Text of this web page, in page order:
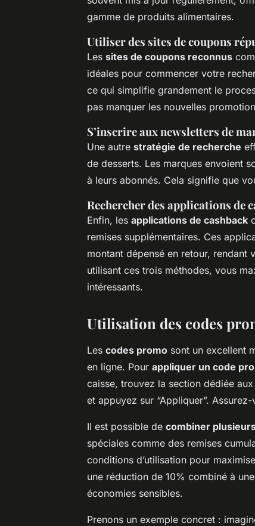
gamme de produits alimentaires.
Utiliser des sites de coupons
Les sites de coupons reconnus
idéales pour commencer votre
ce qui simplifie grandement le
pas manquer les nouvelles
S’inscrire aux newsletters de
Une autre stratégie de recherche
de desserts. Les marques envoient
à leurs abonnés. Cela signifie que
Rechercher des applications de
Enfin, les applications de cashback
remises supplémentaires. Ces
montant dépensé en retour, rendant
utilisant ces trois méthodes, vous
intéressants.
Utilisation des codes
Les codes promo sont un excellent
en ligne. Pour appliquer un code
caisse, trouvez la section dédiée
et appuyez sur “Appliquer”.
Il est possible de combiner
spéciales comme des remises
conditions d’utilisation pour
une réduction de 10% combiné à
économies sensibles.
Prenons un exemple concret :